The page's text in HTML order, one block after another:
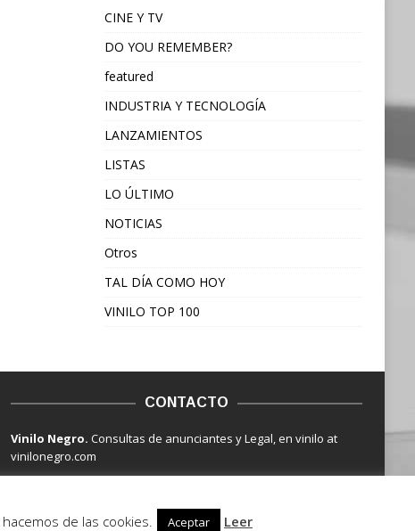
CINE Y TV
DO YOU REMEMBER?
featured
INDUSTRIA Y TECNOLOGÍA
LANZAMIENTOS
LISTAS
LO ÚLTIMO
NOTICIAS
Otros
TAL DÍA COMO HOY
VINILO TOP 100
CONTACTO
Vinilo Negro.Consultas de anunciantes y Legal, en vinilo at
vinilonegro.com
de las cookies. Aceptar Leer